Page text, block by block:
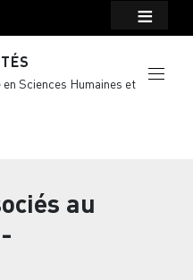
Sciences Humaines et
au